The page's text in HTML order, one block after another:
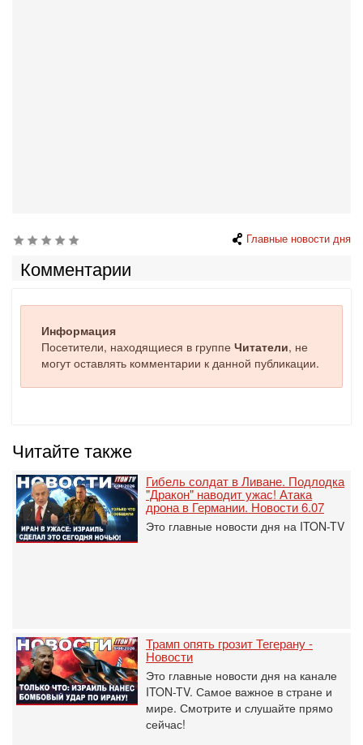
Главные новости дня
Комментарии
Информация
Посетители, находящиеся в группе Читатели, не
могут оставлять комментарии к данной публикации.
Читайте также
Гибель солдат в Ливане. Подлодка
"Дракон" наводит ужас! Атака
дрона в Германии. Новости 6.07
Это главные новости дня на ITON-TV
Трамп опять грозит Тегерану -
Новости
Это главные новости дня на канале
ITON-TV. Самое важное в стране и
мире. Смотрите и слушайте прямо
сейчас!